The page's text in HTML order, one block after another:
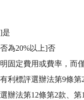
是
為20%以上]否
固定費用或費率，而
利標評選辦法第9條第
辦法第12條第2款、第